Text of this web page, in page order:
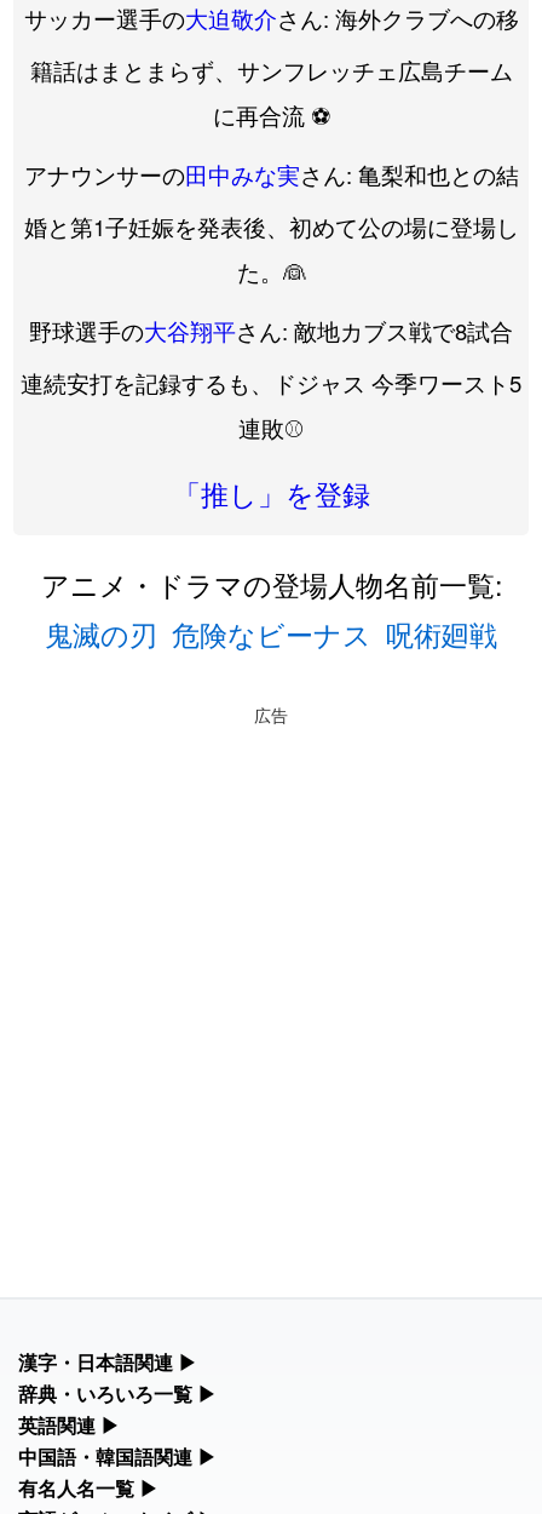
サッカー選手の大迫敬介さん: 海外クラブへの移
籍話はまとまらず、サンフレッチェ広島チーム
に再合流 ⚽️
アナウンサーの田中みな実さん: 亀梨和也との結
婚と第1子妊娠を発表後、初めて公の場に登場し
た。👰
野球選手の大谷翔平さん: 敵地カブス戦で8試合
連続安打を記録するも、ドジャス 今季ワースト5
連敗⚾️
「推し」を登録
アニメ・ドラマの登場人物名前一覧:
鬼滅の刃 危険なビーナス 呪術廻戦
広告
漢字・日本語関連 ▶
漢字の読み方検索、手書き入力、書き順練習など、日本語学習に
人名漢字辞典 - 読み方検索
辞典・いろいろ一覧 ▶
部首・画数別の漢字一覧、熟語辞典、地名・駅名検索など、各種
リファレンスツールです。
英語関連 ▶
カタカナ語・略語の意味検索、発音記号、リスニング練習など英
中国語・韓国語関連 ▶
中国語のピンイン変換、韓国語の手書き入力など、アジア言語学
有名人名一覧 ▶